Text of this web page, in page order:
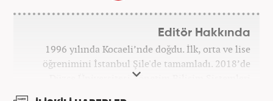
Editör Hakkında
1996 yılında Kocaeli’nde doğdu. İlk, orta ve lise
öğrenimini İstanbul Şile'de tamamladı. 2018’de
Düzce Üniversitesi Yönetim Bilişim Sistemleri